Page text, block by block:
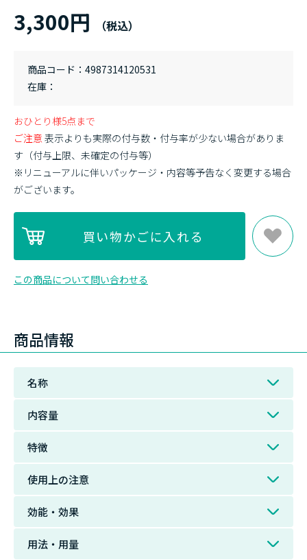
3,300円
商品コード
4987314120531
在庫
おひとり様5点まで
ご注意 表示よりも実際の付与数・付与率が少ない場合がありま
す（付与上限、未確定の付与等）
※リニューアルに伴いパッケージ・内容等予告なく変更する場合
がございます。
この商品について問い合わせる
商品情報
名称
内容量
特徴
使用上の注意
効能・効果
用法・用量